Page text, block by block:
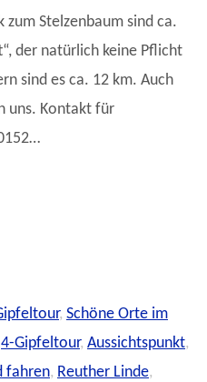
zum Stelzenbaum sind ca.
der natürlich keine Pflicht
sind es ca. 12 km. Auch
uns. Kontakt für
, Schöne Orte im
4-Gipfeltour, Aussichtspunkt,
fahren, Reuther Linde,